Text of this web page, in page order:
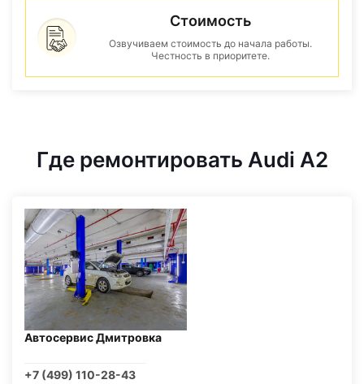
Стоимость
Озвучиваем стоимость до начала работы.
Честность в приоритете.
Где ремонтировать Audi A2
Автосервис Дмитровка
+7 (499) 110-28-43